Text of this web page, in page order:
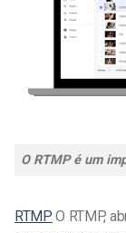
O RTMP é um
RTMP O RTMP,